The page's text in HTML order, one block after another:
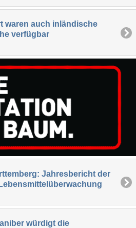
waren auch inländische
verfügbar
Jahresbericht der
würdigt die